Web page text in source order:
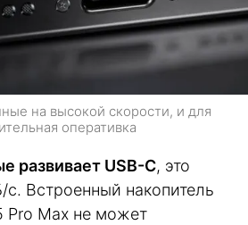
на высокой скорости, и для
оперативка
развивает USB-C, это
Встроенный накопитель
Pro Max не может